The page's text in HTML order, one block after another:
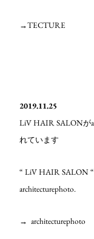
→TECTURE
2019.11.25
LiV HAIR SALONが
れています
“ LiV HAIR SALON “
architecturephoto.
→architecturephoto